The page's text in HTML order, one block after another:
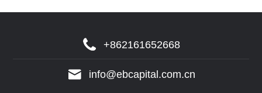
+862161652668
info@ebcapital.com.cn